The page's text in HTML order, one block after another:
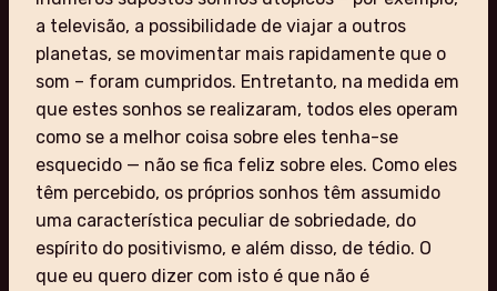
a televisão, a possibilidade de viajar a outros
planetas, se movimentar mais rapidamente que o
som – foram cumpridos. Entretanto, na medida em
que estes sonhos se realizaram, todos eles operam
como se a melhor coisa sobre eles tenha-se
esquecido — não se fica feliz sobre eles. Como eles
têm percebido, os próprios sonhos têm assumido
uma característica peculiar de sobriedade, do
espírito do positivismo, e além disso, de tédio. O
que eu quero dizer com isto é que não é